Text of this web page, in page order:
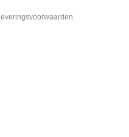
leveringsvoorwaarden